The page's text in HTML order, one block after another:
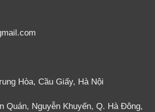
Hòa, Cầu Giấy, Hà Nội
Quán, Nguyễn Khuyến, Q. Hà Đông,